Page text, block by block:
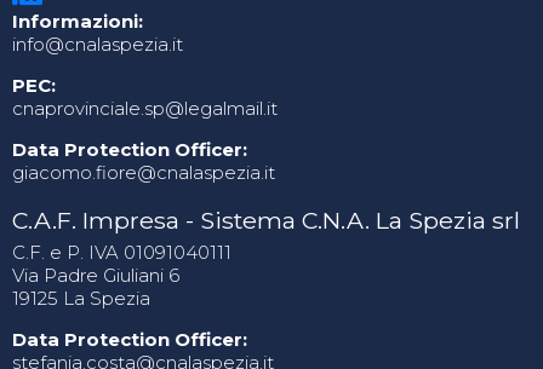
Informazioni:
info@cnalaspezia.it
PEC:
cnaprovinciale.sp@legalmail.it
Data Protection Officer:
giacomo.fiore@cnalaspezia.it
C.A.F. Impresa - Sistema C.N.A. La Spezia srl
C.F. e P. IVA 01091040111
Via Padre Giuliani 6
19125 La Spezia
Data Protection Officer:
stefania.costa@cnalaspezia.it